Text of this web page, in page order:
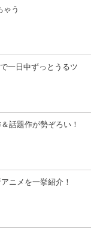
ゃう
一日中ずっとうるツ
話題作が勢ぞろい！
ニメを一挙紹介！